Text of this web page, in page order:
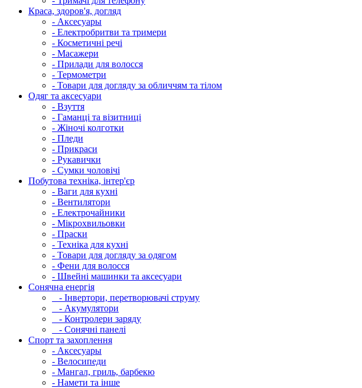
Краса, здоров'я, догляд
- Аксесуары
- Електробритви та тримери
- Косметичні речі
- Масажери
- Прилади для волосся
- Термометри
- Товари для догляду за обличчям та тілом
Одяг та аксесуари
- Взуття
- Гаманці та візитниці
- Жіночі колготки
- Пледи
- Прикраси
- Рукавички
- Сумки чоловічі
Побутова техніка, інтер'єр
- Ваги для кухні
- Вентилятори
- Електрочайники
- Мікрохвильовки
- Праски
- Техніка для кухні
- Товари для догляду за одягом
- Фени для волосся
- Швейні машинки та аксесуари
Сонячна енергія
- Інвертори, перетворювачі струму
- Акумулятори
- Контролери заряду
- Сонячні панелі
Спорт та захоплення
- Аксесуары
- Велосипеди
- Мангал, гриль, барбекю
- Намети та інше